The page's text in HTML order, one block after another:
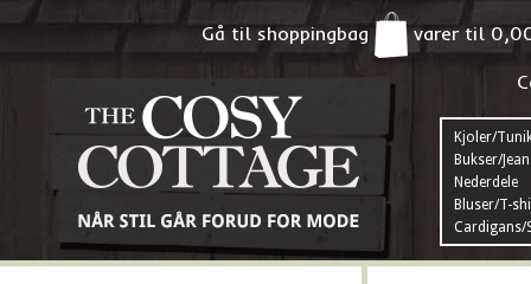
Gå til shoppingbag varer til
Kjoler/
Bukser/
Nederdele
Bluser/T-
Cardigans/